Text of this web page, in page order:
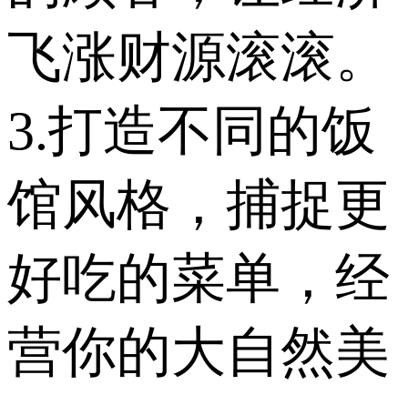
飞涨财源滚滚。
3.打造不同的饭
馆风格，捕捉更
好吃的菜单，经
营你的大自然美